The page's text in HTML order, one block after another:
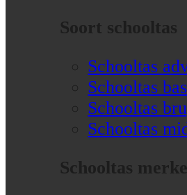
Soort schooltas
Schooltas
Schooltas
Schooltas
Schooltas
Schooltas